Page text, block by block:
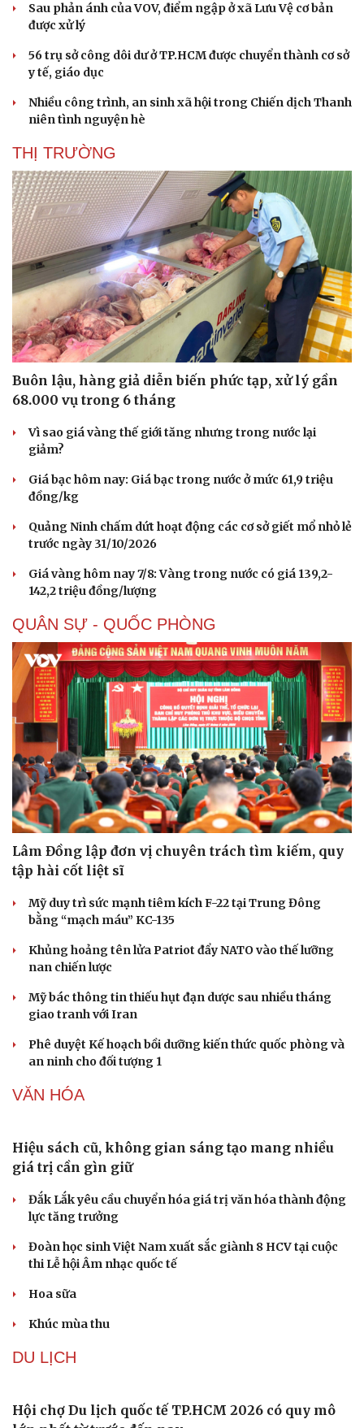
Hậu trường
Doanh nghiệp
Thông tin doanh nghiệp
Doanh nghiệp 24h
Doanh nhân
Vì cộng đồng
Công nghệ
Sành điệu
Tin Công nghệ
Trải nghiệm
Chuyển đổi số
Sau phản ánh của VOV, điểm ngập ở xã Lưu Vệ cơ bản
được xử lý
56 trụ sở công dôi dư ở TP.HCM được chuyển thành cơ sở
y tế, giáo dục
Nhiều công trình, an sinh xã hội trong Chiến dịch Thanh
niên tình nguyện hè
THỊ TRƯỜNG
Buôn lậu, hàng giả diễn biến phức tạp, xử lý gần
68.000 vụ trong 6 tháng
Vì sao giá vàng thế giới tăng nhưng trong nước lại
giảm?
Giá bạc hôm nay: Giá bạc trong nước ở mức 61,9 triệu
đồng/kg
Quảng Ninh chấm dứt hoạt động các cơ sở giết mổ nhỏ lẻ
trước ngày 31/10/2026
Giá vàng hôm nay 7/8: Vàng trong nước có giá 139,2-
142,2 triệu đồng/lượng
QUÂN SỰ - QUỐC PHÒNG
Lâm Đồng lập đơn vị chuyên trách tìm kiếm, quy
tập hài cốt liệt sĩ
Mỹ duy trì sức mạnh tiêm kích F-22 tại Trung Đông
bằng “mạch máu” KC-135
Khủng hoảng tên lửa Patriot đẩy NATO vào thế lưỡng
nan chiến lược
Mỹ bác thông tin thiếu hụt đạn dược sau nhiều tháng
giao tranh với Iran
Phê duyệt Kế hoạch bồi dưỡng kiến thức quốc phòng và
an ninh cho đối tượng 1
VĂN HÓA
Hiệu sách cũ, không gian sáng tạo mang nhiều
Đoàn học sinh Việt Nam xuất sắc giành 8 HCV tại cuộc